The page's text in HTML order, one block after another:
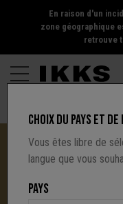
En raison d'un
zone géographique
retrouve
CHOIX DU PAYS ET
Vous êtes libre de
langue que vous
PAYS